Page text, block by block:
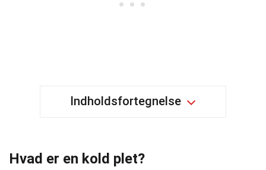
Indholdsfortegnelse
Hvad er en kold plet?